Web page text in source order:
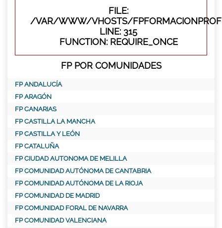
FILE:
/VAR/WWW/VHOSTS/
LINE: 315
FUNCTION: REQUIRE_ONCE
FP POR COMUNIDADES
FP ANDALUCÍA
FP ARAGÓN
FP CANARIAS
FP CASTILLA LA MANCHA
FP CASTILLA Y LEÓN
FP CATALUÑA
FP CIUDAD AUTONOMA DE MELILLA
FP COMUNIDAD AUTÓNOMA DE CANTABRIA
FP COMUNIDAD AUTÓNOMA DE LA RIOJA
FP COMUNIDAD DE MADRID
FP COMUNIDAD FORAL DE NAVARRA
FP COMUNIDAD VALENCIANA